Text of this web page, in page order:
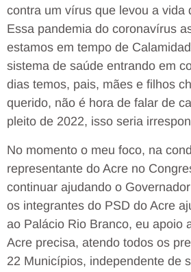
contra um vírus que levou a vida
Essa pandemia do coronavírus
estamos em tempo de
sistema de saúde entrando em
dias temos, pais, mães e filhos
querido, não é hora de falar de
pleito de 2022, isso seria
No momento o meu foco, na
representante do Acre no
continuar ajudando o
os integrantes do PSD do Acre
ao Palácio Rio Branco, eu apoio
Acre precisa, atendo todos os
22 Municípios, independente de